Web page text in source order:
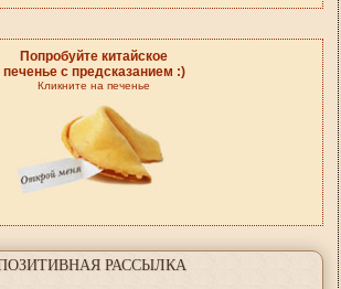
Попробуйте китайское
печенье с предсказанием :)
Кликните на печенье
РАССЫЛКА